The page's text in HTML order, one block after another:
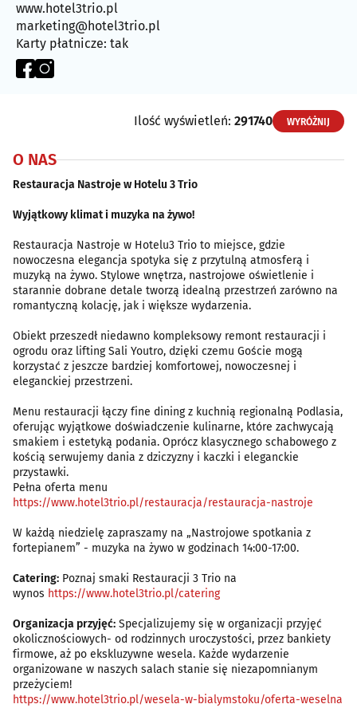
www.hotel3trio.pl
marketing@hotel3trio.pl
Karty płatnicze: tak
Ilość wyświetleń: 291740 WYRÓŻNIJ
O NAS
Restauracja Nastroje w Hotelu 3 Trio
Wyjątkowy klimat i muzyka na żywo!
Restauracja Nastroje w Hotelu3 Trio to miejsce, gdzie
nowoczesna elegancja spotyka się z przytulną atmosferą i
muzyką na żywo. Stylowe wnętrza, nastrojowe oświetlenie i
starannie dobrane detale tworzą idealną przestrzeń zarówno na
romantyczną kolację, jak i większe wydarzenia.
Obiekt przeszedł niedawno kompleksowy remont restauracji i
ogrodu oraz lifting Sali Youtro, dzięki czemu Goście mogą
korzystać z jeszcze bardziej komfortowej, nowoczesnej i
eleganckiej przestrzeni.
Menu restauracji łączy fine dining z kuchnią regionalną Podlasia,
oferując wyjątkowe doświadczenie kulinarne, które zachwycają
smakiem i estetyką podania. Oprócz klasycznego schabowego z
kością serwujemy dania z dziczyzny i kaczki i eleganckie
przystawki.
Pełna oferta menu
https://www.hotel3trio.pl/restauracja/restauracja-nastroje
W każdą niedzielę zapraszamy na „Nastrojowe spotkania z
fortepianem” - muzyka na żywo w godzinach 14:00-17:00.
Catering: Poznaj smaki Restauracji 3 Trio na
wynos https://www.hotel3trio.pl/catering
Organizacja przyjęć: Specjalizujemy się w organizacji przyjęć
okolicznościowych- od rodzinnych uroczystości, przez bankiety
firmowe, aż po ekskluzywne wesela. Każde wydarzenie
organizowane w naszych salach stanie się niezapomnianym
przeżyciem!
https://www.hotel3trio.pl/wesela-w-bialymstoku/oferta-weselna